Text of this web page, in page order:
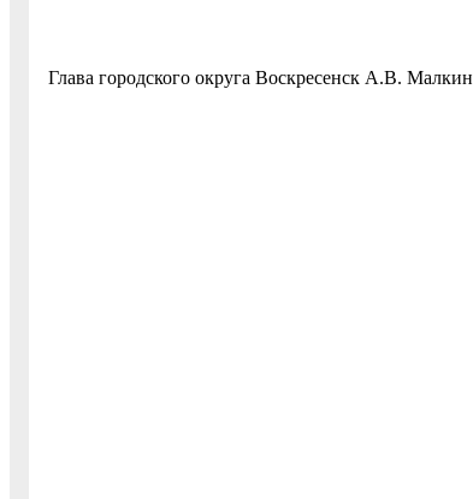
Глава городского округа Воскресенск А.В. Малкин